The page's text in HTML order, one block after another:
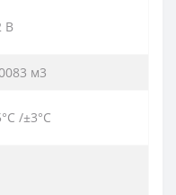
В
м3
/±3°C